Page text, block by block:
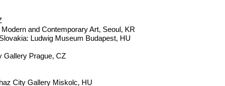
and Contemporary Art, Seoul, KR
Ludwig Museum Budapest, HU
Gallery Prague, CZ
City Gallery Miskolc, HU